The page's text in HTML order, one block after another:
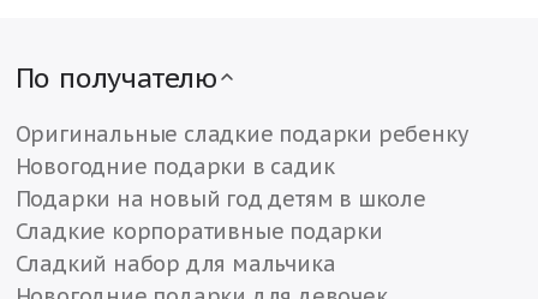
По получателю
Оригинальные сладкие подарки ребенку
Новогодние подарки в садик
Подарки на новый год детям в школе
Сладкие корпоративные подарки
Сладкий набор для мальчика